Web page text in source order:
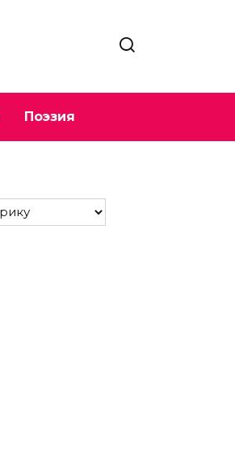
Поэзия